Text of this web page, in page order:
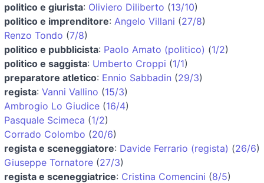
politico e giurista: Oliviero Diliberto (13/10)
politico e imprenditore: Angelo Villani (27/8)
Renzo Tondo (7/8)
politico e pubblicista: Paolo Amato (politico) (1/2)
politico e saggista: Umberto Croppi (1/1)
preparatore atletico: Ennio Sabbadin (29/3)
regista: Vanni Vallino (15/3)
Ambrogio Lo Giudice (16/4)
Pasquale Scimeca (1/2)
Corrado Colombo (20/6)
regista e sceneggiatore: Davide Ferrario (regista) (26/6)
Giuseppe Tornatore (27/3)
regista e sceneggiatrice: Cristina Comencini (8/5)